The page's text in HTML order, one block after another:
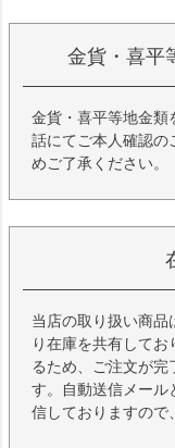
金貨・喜平
金貨・喜平等地金類
話にてご本人確認の
めご了承ください。
当店の取り扱い商品
り在庫を共有して
るため、ご注文が完
す。自動送信メール
信しておりますので